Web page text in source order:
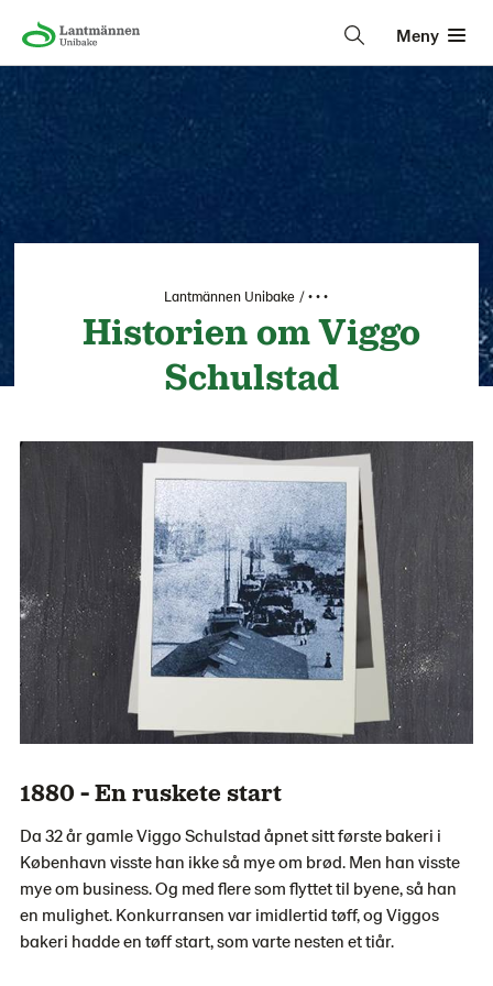
Meny
Lantmännen Unibake • • •
Historien om Viggo
Schulstad
1880 - En ruskete start
Da 32 år gamle Viggo Schulstad åpnet sitt første bakeri i
København visste han ikke så mye om brød. Men han visste
mye om business. Og med flere som flyttet til byene, så han
en mulighet. Konkurransen var imidlertid tøff, og Viggos
bakeri hadde en tøff start, som varte nesten et tiår.